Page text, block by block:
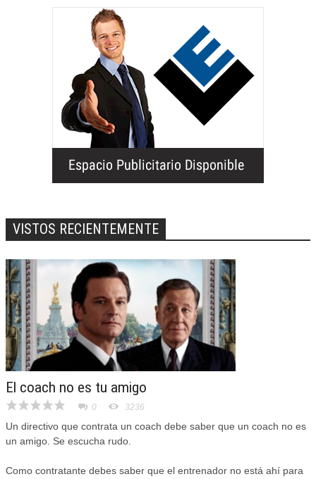
VISTOS RECIENTEMENTE
El coach no es tu amigo
0 3236
Un directivo que contrata un coach debe saber que un coach no es
un amigo. Se escucha rudo.
Como contratante debes saber que el entrenador no está ahí para